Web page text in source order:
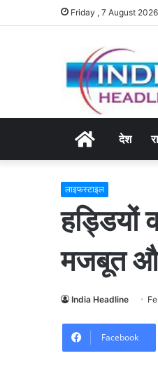
Friday , 7 August 2026
Homeदेश
लाइफस्टाइल
हड्डियों
मजबूत
India Headline
Facebook